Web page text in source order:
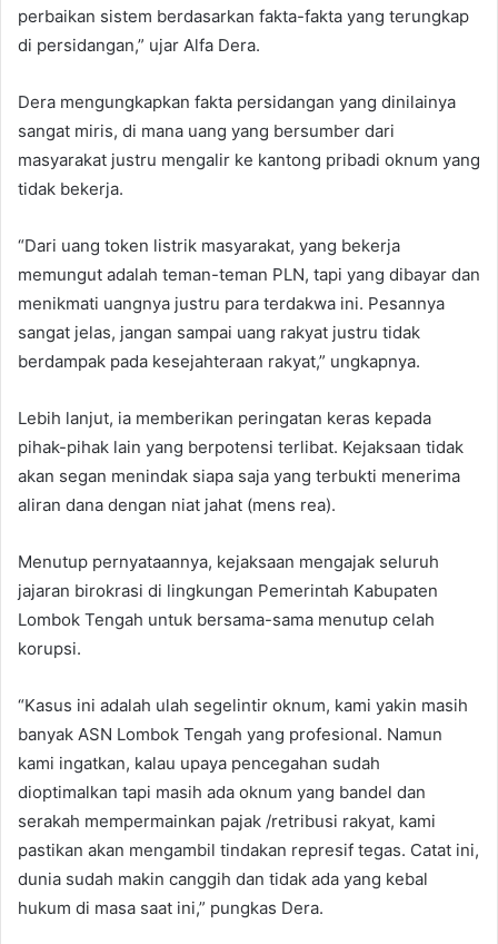
perbaikan sistem berdasarkan fakta-fakta yang terungkap
di persidangan,” ujar Alfa Dera.
Dera mengungkapkan fakta persidangan yang dinilainya
sangat miris, di mana uang yang bersumber dari
masyarakat justru mengalir ke kantong pribadi oknum yang
tidak bekerja.
“Dari uang token listrik masyarakat, yang bekerja
memungut adalah teman-teman PLN, tapi yang dibayar dan
menikmati uangnya justru para terdakwa ini. Pesannya
sangat jelas, jangan sampai uang rakyat justru tidak
berdampak pada kesejahteraan rakyat,” ungkapnya.
Lebih lanjut, ia memberikan peringatan keras kepada
pihak-pihak lain yang berpotensi terlibat. Kejaksaan tidak
akan segan menindak siapa saja yang terbukti menerima
aliran dana dengan niat jahat (mens rea).
Menutup pernyataannya, kejaksaan mengajak seluruh
jajaran birokrasi di lingkungan Pemerintah Kabupaten
Lombok Tengah untuk bersama-sama menutup celah
korupsi.
“Kasus ini adalah ulah segelintir oknum, kami yakin masih
banyak ASN Lombok Tengah yang profesional. Namun
kami ingatkan, kalau upaya pencegahan sudah
dioptimalkan tapi masih ada oknum yang bandel dan
serakah mempermainkan pajak /retribusi rakyat, kami
pastikan akan mengambil tindakan represif tegas. Catat ini,
dunia sudah makin canggih dan tidak ada yang kebal
hukum di masa saat ini,” pungkas Dera.